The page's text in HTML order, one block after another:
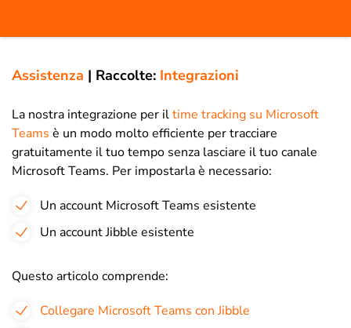
Assistenza | Raccolte: Integrazioni
La nostra integrazione per iltime tracking su Microsoft
Teams è un modo molto efficiente per tracciare
gratuitamente il tuo tempo senza lasciare il tuo canale
Microsoft Teams. Per impostarla è necessario:
Un account Microsoft Teams esistente
Un account Jibble esistente
Questo articolo comprende:
Collegare Microsoft Teams con Jibble